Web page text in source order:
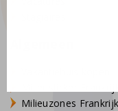
Milieuzones Frankrijk